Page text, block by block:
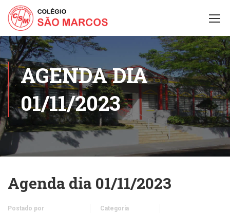
AGENDA DIA
01/11/2023
Agenda dia 01/11/2023
Postado por
Categoria